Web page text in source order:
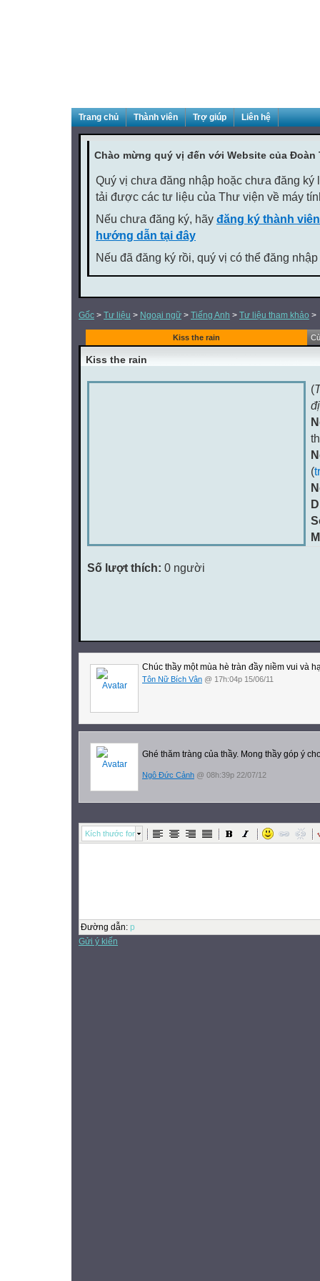
Trang chủ Thành viên Trợ giúp Liên hệ
Chào mừng quý vị đến với Website của Đoàn
Quý vị chưa đăng nhập hoặc chưa đăng ký
tải được các tư liệu của Thư viện về máy
Nếu chưa đăng ký, hãy đăng ký thành
hướng dẫn tại đây
Nếu đã đăng ký rồi, quý vị có thể đăng
Gốc > Tư liệu > Ngoại ngữ > Tiếng Anh > Tư liệu tham khảo >
Kiss the rain
Kiss the rain
(
(
Số lượt thích: 0 người
Chúc thầy một mùa hè tràn đầy niềm vui và
Tôn Nữ Bích Vân @ 17h:04p 15/06/11
Ghé thăm tràng của thầy. Mong thầy góp ý
Ngô Đức Cảnh @ 08h:39p 22/07/12
Kích thước font
Đường dẫn: p
Gửi ý kiến